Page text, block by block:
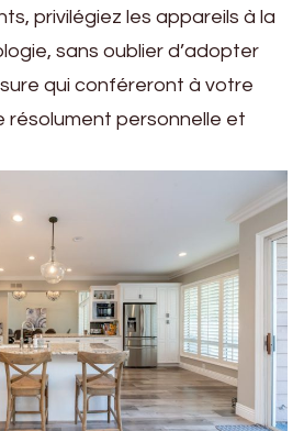
privilégiez les appareils à la
sans oublier d’adopter
qui conféreront à votre
résolument personnelle et